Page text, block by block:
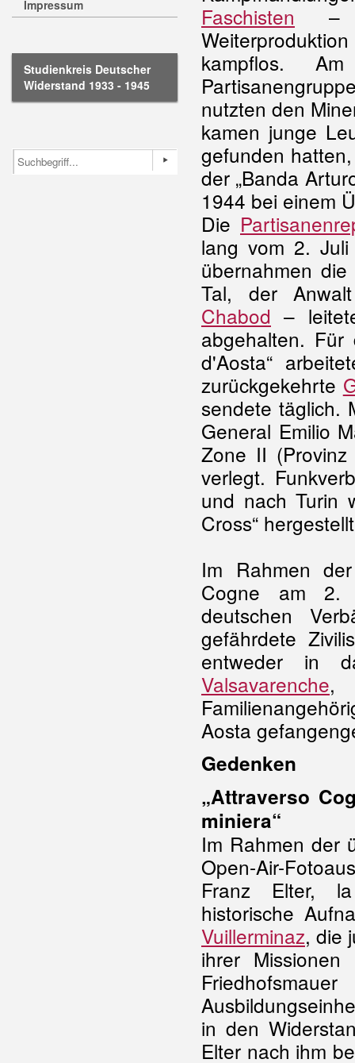
Impressum
Studienkreis Deutscher
Widerstand 1933 - 1945
Faschisten –
kampflos.
nutzten den
kamen junge
gefunden
der „Banda
1944 bei einem
Die
lang vom 2.
übernahmen
Tal, der
Chabod –
abgehalten. Für
d'Aosta“
zurückgekehrte
sendete täglich.
General Emilio
Zone II
verlegt.
und nach Turin
Cross“
Im Rahmen
Cogne am 2.
deutschen
gefährdete
entweder in
Valsavarenche,
Aosta
Gedenken
„Attraverso
miniera“
Im Rahmen der
Open-Air-
Franz Elter,
historische
Vuillerminaz, die
ihrer
in den
Elter nach ihm